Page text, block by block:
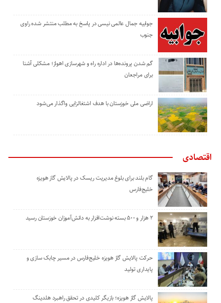
جوابیه جمال عالمی نیسی در پاسخ به مطلب منتشر شده راوی
جنوب
گم شدن پرونده‌ها در اداره راه و شهرسازی اهواز؛ مشکلی آشنا
برای مراجعان
اراضی ملی خوزستان با هدف اشتغالزایی واگذار می‌شود
اقتصادی
گام بلند برای بلوغ مدیریت ریسک در پالایش گاز هویزه
خلیج‌فارس
۲ هزار و ۵۰۰ بسته نوشت‌افزار به دانش‌آموزان خوزستان رسید
حرکت پالایش گاز هویزه خلیج‌فارس در مسیر چابک سازی و
پایداری تولید
پالایش گاز هویزه؛ بازیگر کلیدی در تحقق راهبرد هلدینگ